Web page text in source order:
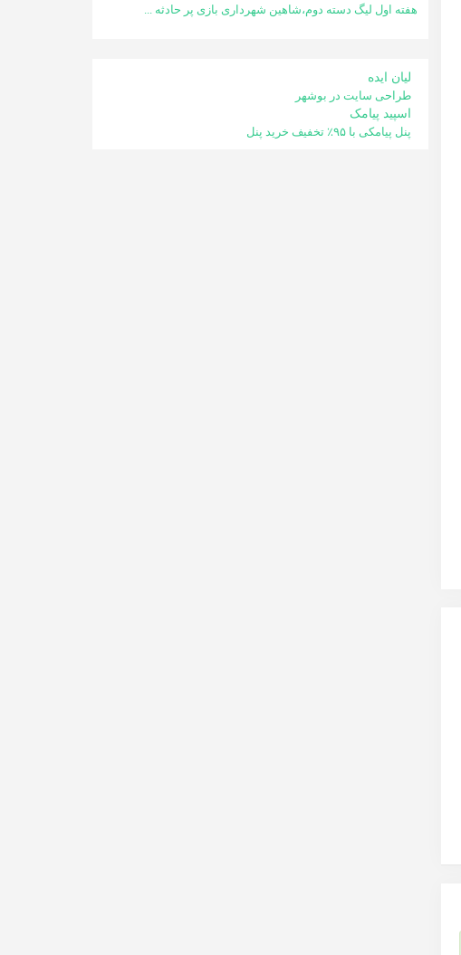
هفته اول لیگ دسته دوم،شاهین شهرداری بازی پر حادثه ...
لیان ایده
طراحی سایت در بوشهر
اسپید پیامک
پنل پیامکی با ۹۵٪ تخفیف خرید پنل